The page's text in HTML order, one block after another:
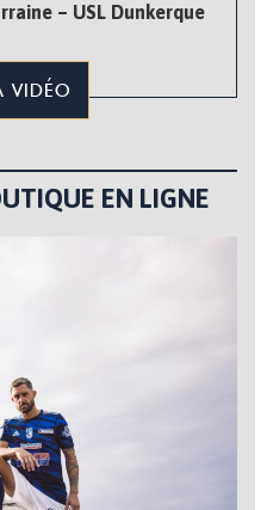
– USL Dunkerque
VIDÉO
EN LIGNE